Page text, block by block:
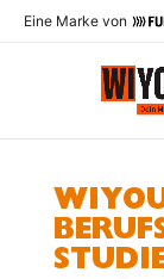
Eine Marke von